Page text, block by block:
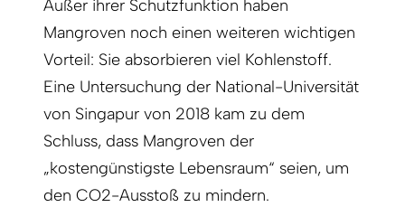
Außer ihrer Schutzfunktion haben
Mangroven noch einen weiteren wichtigen
Vorteil: Sie absorbieren viel Kohlenstoff.
Eine Untersuchung der National-Universität
von Singapur von 2018 kam zu dem
Schluss, dass Mangroven der
„kostengünstigste Lebensraum“ seien, um
den CO2-Ausstoß zu mindern.